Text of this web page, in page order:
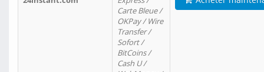
Carte Bleue /
OKPay / Wire
Transfer /
Sofort /
BitCoins /
Cash U /